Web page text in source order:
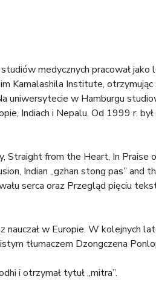
medycznych pracował
Institute, otrzymując
w Hamburgu
Indiach i Nepalu. Od 1999 r.
from the Heart, In Praise
Indian „gzhan stong pas” and
serca oraz Przegląd pięciu
w Europie. W kolejnych
tłumaczem Dzongczena
i otrzymał tytuł „mitra”.